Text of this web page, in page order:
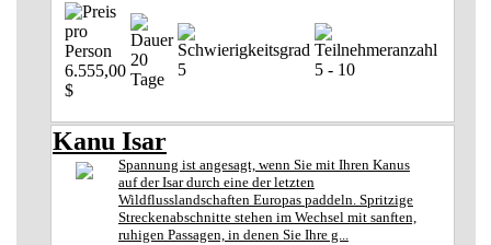
6.555,00
$
20
Tage
5 5 - 10
Kanu Isar
Spannung ist angesagt, wenn Sie mit Ihren Kanus
auf der Isar durch eine der letzten
Wildflusslandschaften Europas paddeln. Spritzige
Streckenabschnitte stehen im Wechsel mit sanften,
ruhigen Passagen, in denen Sie Ihre g...